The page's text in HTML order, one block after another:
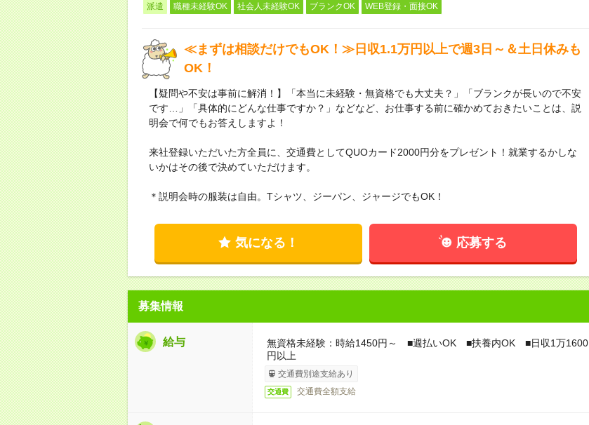
派遣 職種未経験OK 社会人未経験OK ブランクOK WEB登録・面接OK
≪まずは相談だけでもOK！≫日収1.1万円以上で週3日～＆土日休みも
OK！
【疑問や不安は事前に解消！】「本当に未経験・無資格でも大丈夫？」「ブランクが長いので不安
です…」「具体的にどんな仕事ですか？」などなど、お仕事する前に確かめておきたいことは、説
明会で何でもお答えしますよ！
来社登録いただいた方全員に、交通費としてQUOカード2000円分をプレゼント！就業するかしな
いかはその後で決めていただけます。
＊説明会時の服装は自由。Tシャツ、ジーパン、ジャージでもOK！
気になる！ 応募する
募集情報
給与
無資格未経験：時給1450円～ ■週払いOK ■扶養内OK ■日収1万1600
円以上
交通費別途支給あり
交通費 交通費全額支給